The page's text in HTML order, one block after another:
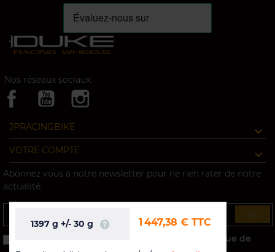
1397 g +/- 30 g 1 447,38 € TTC
Nos réseaux sociaux:
JPRACINGBIKE
VOTRE COMPTE
Abonnez vous à notre newsletter pour ne rien rater de notre
actualité
ok
J'accepte les conditions générales et la politique de